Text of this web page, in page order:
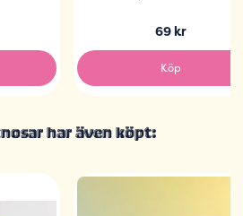
69 kr
Köp
har även köpt: